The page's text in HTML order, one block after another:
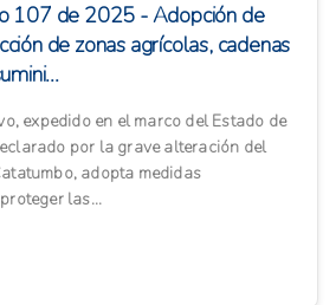
107 de 2025 - Adopción de
de zonas agrícolas, cadenas
expedido en el marco del Estado de
por la grave alteración del
adopta medidas
las...